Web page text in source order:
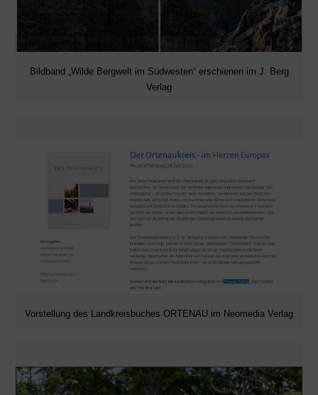
Bildband „Wilde Bergwelt im Südwesten“ erschienen im J. Berg
Verlag
Vorstellung des Landkreisbuches ORTENAU im Neomedia Verlag